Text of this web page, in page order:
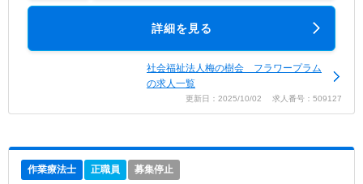
詳細を見る
社会福祉法人梅の樹会 フラワープラム
の求人一覧
更新日：2025/10/02 求人番号：509127
作業療法士 正職員 募集停止